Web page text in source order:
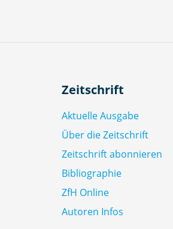
Zeitschrift
Aktuelle Ausgabe
Über die Zeitschrift
Zeitschrift abonnieren
Bibliographie
ZfH Online
Autoren Infos